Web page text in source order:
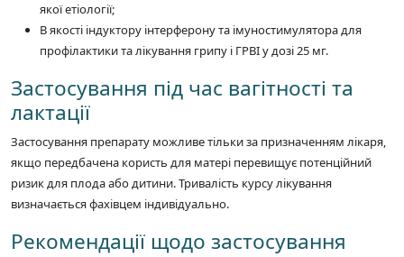
якої етіології;
В якості індуктору інтерферону та імуностимулятора для
профілактики та лікування грипу і ГРВІ у дозі 25 мг.
Застосування під час вагітності та
лактації
Застосування препарату можливе тільки за призначенням лікаря,
якщо передбачена користь для матері перевищує потенційний
ризик для плода або дитини. Тривалість курсу лікування
визначається фахівцем індивідуально.
Рекомендації щодо застосування